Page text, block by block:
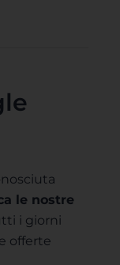
le nostre
i giorni
offerte